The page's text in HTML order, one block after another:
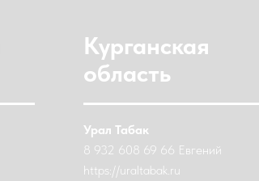
Курганская
область
Урал Табак
8 932 608 69 66 Евгений
https://uraltabak.ru